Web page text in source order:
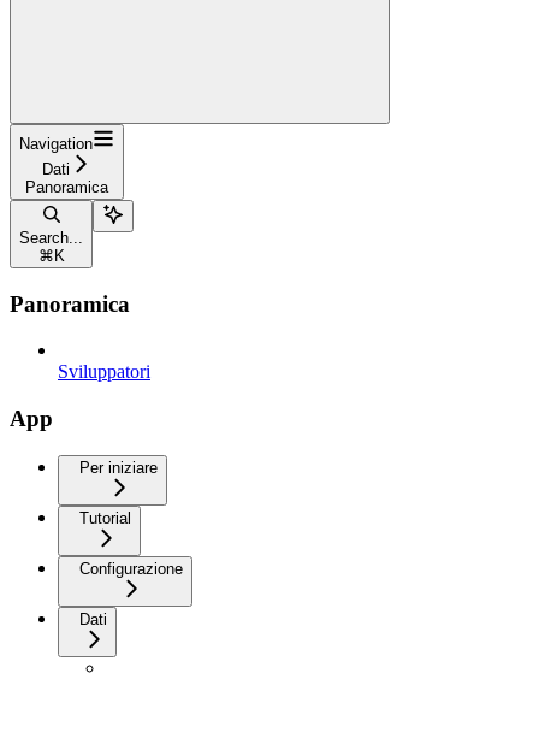
Navigation
Dati
Panoramica
Search...
⌘ K
Panoramica
Sviluppatori
App
Per iniziare
Tutorial
Configurazione
Dati